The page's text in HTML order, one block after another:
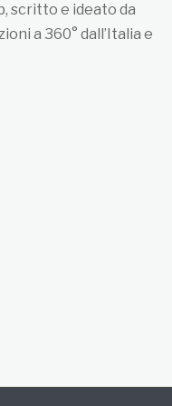
scritto e ideato da
a 360° dall’Italia e